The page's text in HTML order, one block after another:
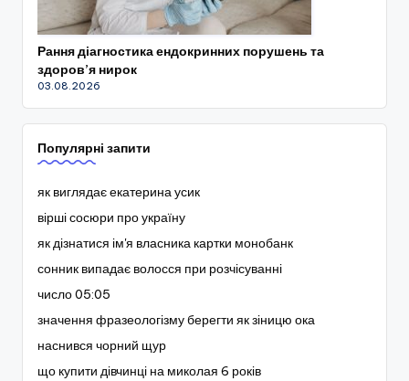
Рання діагностика ендокринних порушень та
здоров’я нирок
03.08.2026
Популярні запити
як виглядає екатерина усик
вірші сосюри про україну
як дізнатися ім'я власника картки монобанк
сонник випадає волосся при розчісуванні
число 05:05
значення фразеологізму берегти як зіницю ока
наснився чорний щур
що купити дівчинці на миколая 6 років